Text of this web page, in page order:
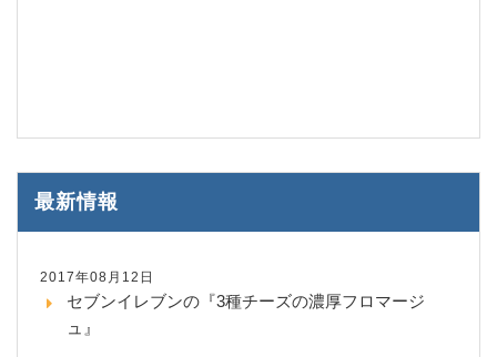
最新情報
2017年08月12日
セブンイレブンの『3種チーズの濃厚フロマージ
ュ』